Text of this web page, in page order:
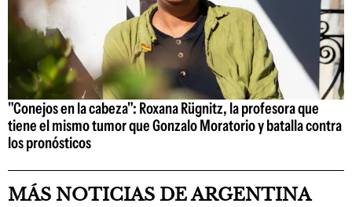
"Conejos en la cabeza": Roxana Rügnitz, la profesora que
tiene el mismo tumor que Gonzalo Moratorio y batalla contra
los pronósticos
MÁS NOTICIAS DE ARGENTINA